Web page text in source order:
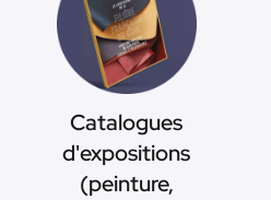
Catalogues
d'expositions
(peinture,